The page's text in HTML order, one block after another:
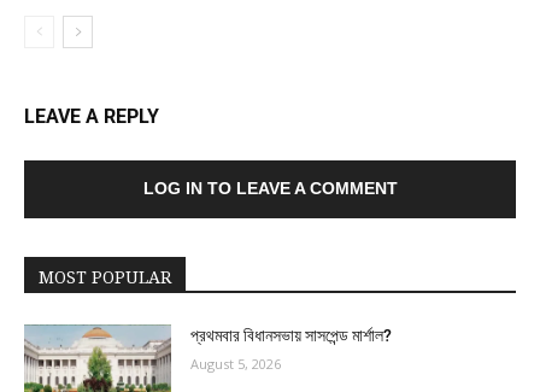
LEAVE A REPLY
LOG IN TO LEAVE A COMMENT
MOST POPULAR
প্রথমবার বিধানসভায় সাসপেন্ড মার্শাল?
August 5, 2026